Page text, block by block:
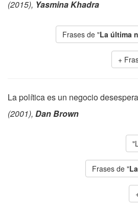
(2015), Yasmina Khadra
Frases de "La última
La política es un negocio
(2001), Dan Brown
Frases de "